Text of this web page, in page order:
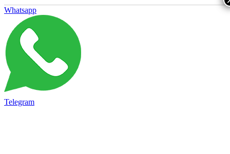
Whatsapp
Telegram